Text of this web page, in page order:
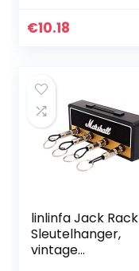
geschikt voor het
€10.18
linlinfa Jack Rack
Sleutelhanger,
vintage